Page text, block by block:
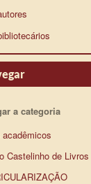
a categoria
acadêmicos
Castelinho de Livros